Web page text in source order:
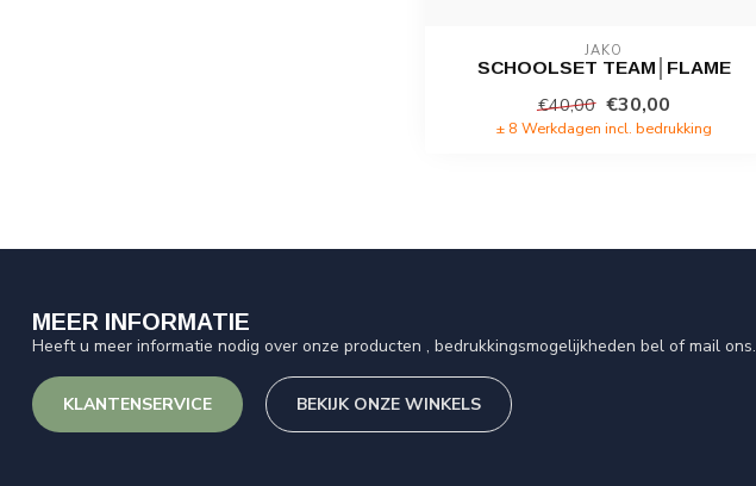
JAKO
SCHOOLSET TEAM│FLAME
€40,00 €30,00
± 8 Werkdagen incl. bedrukking
MEER INFORMATIE
Heeft u meer informatie nodig over onze producten , bedrukkingsmogelijkheden bel of mail ons.
KLANTENSERVICE BEKIJK ONZE WINKELS